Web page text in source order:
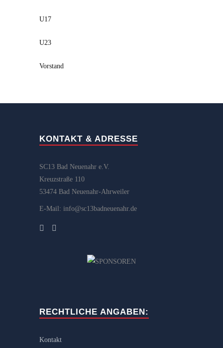
U17
U23
Vorstand
KONTAKT & ADRESSE
SC13 Bad Neuenahr e.V.
Kreuzstraße 110
53474 Bad Neuenahr-Ahrweiler
E-Mail: info@sc13badneuenahr.de
RECHTLICHE ANGABEN:
Kontakt